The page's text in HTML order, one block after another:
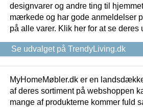
designvarer og andre ting til
mærkede og har gode anmeldelser
på alle varer. Klik her for at se deres
Se udvalget på TrendyLiving.dk
MyHomeMøbler.dk er en
af deres sortiment på webshoppen
mange af produkterne kommer fuld